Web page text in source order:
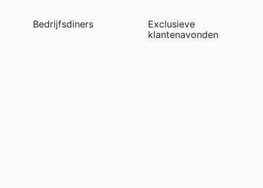
Bedrijfsdiners
Exclusieve
klantenavonden